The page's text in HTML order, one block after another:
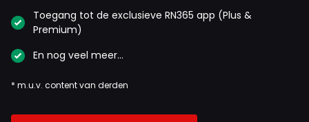
Toegang tot de exclusieve RN365 app (Plus &
Premium)
En nog veel meer…
* m.u.v. content van derden